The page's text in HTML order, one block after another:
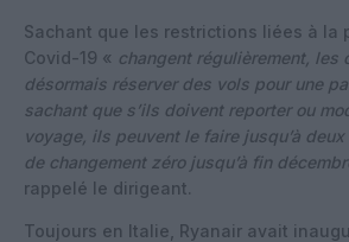
Sachant que les restrictions liées à la
Covid-19 « changent régulièrement, les
désormais réserver des vols pour une
sachant que s’ils doivent reporter ou
voyage, ils peuvent le faire jusqu’à
de changement zéro jusqu’à fin
rappelé le dirigeant.
Toujours en Italie, Ryanair avait